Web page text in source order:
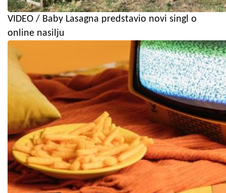
VIDEO / Baby Lasagna predstavio novi singl o
online nasilju